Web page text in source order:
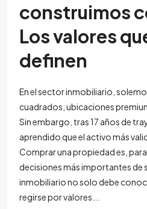
construimos
Los valores
definen
En el sector inmobiliario,
cuadrados, ubicaciones
Sin embargo, tras 17 años de
aprendido que el activo más
Comprar una propiedad es,
decisiones más importantes de
inmobiliario no solo debe
regirse por valores...